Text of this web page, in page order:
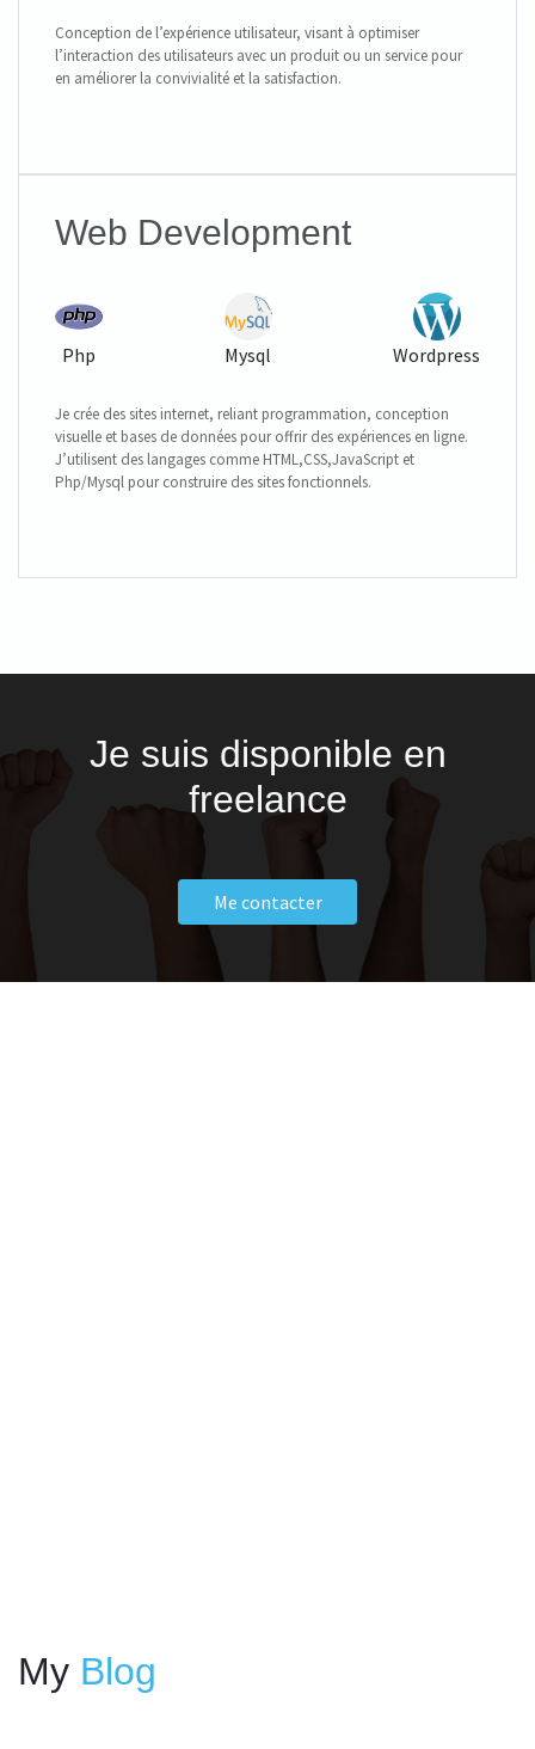
Conception de l’expérience utilisateur, visant à optimiser
l’interaction des utilisateurs avec un produit ou un service pour
en améliorer la convivialité et la satisfaction.
Web Development
Php Mysql Wordpress
Je crée des sites internet, reliant programmation, conception
visuelle et bases de données pour offrir des expériences en ligne.
J’utilisent des langages comme HTML,CSS,JavaScript et
Php/Mysql pour construire des sites fonctionnels.
Je suis disponible en
freelance
Me contacter
My Blog